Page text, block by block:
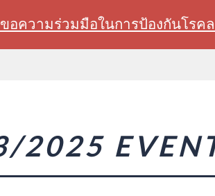
อความร่วมมือในการป้องกันโรค
2025